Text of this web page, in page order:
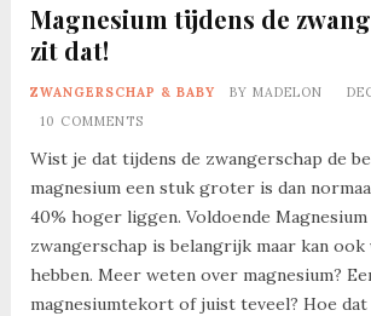
Magnesium tijdens de
zit dat!
ZWANGERSCHAP & BABY BY MADELON
10 COMMENTS
Wist je dat tijdens de zwangerschap de
magnesium een stuk groter is dan
40% hoger liggen. Voldoende
zwangerschap is belangrijk maar kan
hebben. Meer weten over magnesium?
magnesiumtekort of juist teveel? Hoe